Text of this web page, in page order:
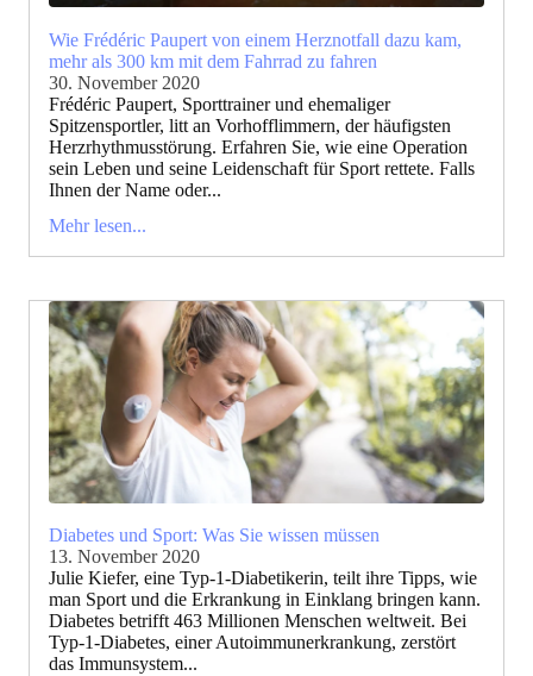
Wie Frédéric Paupert von einem Herznotfall dazu kam,
mehr als 300 km mit dem Fahrrad zu fahren
30. November 2020
Frédéric Paupert, Sporttrainer und ehemaliger
Spitzensportler, litt an Vorhofflimmern, der häufigsten
Herzrhythmusstörung. Erfahren Sie, wie eine Operation
sein Leben und seine Leidenschaft für Sport rettete. Falls
Ihnen der Name oder...
Mehr lesen...
Diabetes und Sport: Was Sie wissen müssen
13. November 2020
Julie Kiefer, eine Typ-1-Diabetikerin, teilt ihre Tipps, wie
man Sport und die Erkrankung in Einklang bringen kann.
Diabetes betrifft 463 Millionen Menschen weltweit. Bei
Typ-1-Diabetes, einer Autoimmunerkrankung, zerstört
das Immunsystem...